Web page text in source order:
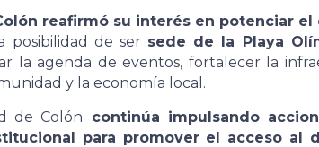
reafirmó su interés en potenciar
posibilidad de ser sede de la Playa
la agenda de eventos, fortalecer la
y la economía local.
de Colón continúa impulsando
para promover el acceso al